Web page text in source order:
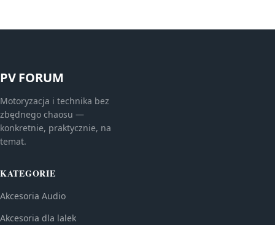
PV FORUM
Motoryzacja i technika bez
zbędnego chaosu —
konkretnie, praktycznie, na
temat.
KATEGORIE
Akcesoria Audio
Akcesoria dla lalek